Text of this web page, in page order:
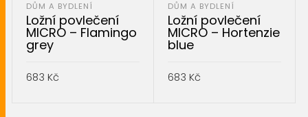
DŮM A BYDLENÍ
Ložní povlečení
MICRO – Flamingo
grey
683 Kč
DŮM A BYDLENÍ
Ložní povlečení
MICRO – Hortenzie
blue
683 Kč